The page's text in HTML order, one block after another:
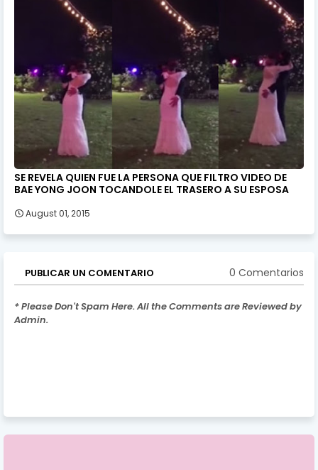
SE REVELA QUIEN FUE LA PERSONA QUE FILTRO VIDEO DE
BAE YONG JOON TOCANDOLE EL TRASERO A SU ESPOSA
August 01, 2015
PUBLICAR UN COMENTARIO 0 Comentarios
* Please Don't Spam Here. All the Comments are Reviewed by
Admin.